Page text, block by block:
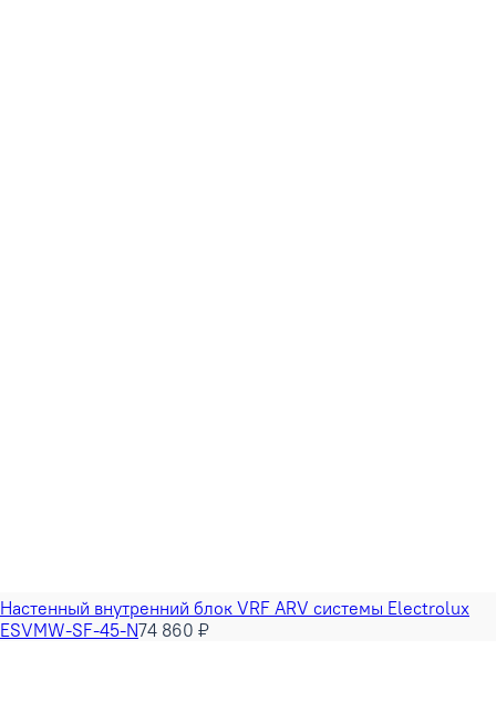
Настенный внутренний блок VRF ARV системы Electrolux
ESVMW-SF-45-N74 860 ₽